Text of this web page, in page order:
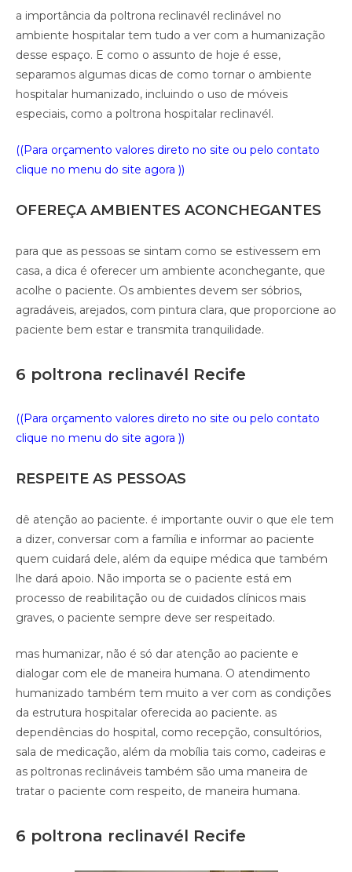
a importância da poltrona reclinavél reclinável no
ambiente hospitalar tem tudo a ver com a humanização
desse espaço. E como o assunto de hoje é esse,
separamos algumas dicas de como tornar o ambiente
hospitalar humanizado, incluindo o uso de móveis
especiais, como a poltrona hospitalar reclinavél.
((Para orçamento valores direto no site ou pelo contato
clique no menu do site agora ))
OFEREÇA AMBIENTES ACONCHEGANTES
para que as pessoas se sintam como se estivessem em
casa, a dica é oferecer um ambiente aconchegante, que
acolhe o paciente. Os ambientes devem ser sóbrios,
agradáveis, arejados, com pintura clara, que proporcione ao
paciente bem estar e transmita tranquilidade.
6 poltrona reclinavél Recife
((Para orçamento valores direto no site ou pelo contato
clique no menu do site agora ))
RESPEITE AS PESSOAS
dê atenção ao paciente. é importante ouvir o que ele tem
a dizer, conversar com a família e informar ao paciente
quem cuidará dele, além da equipe médica que também
lhe dará apoio. Não importa se o paciente está em
processo de reabilitação ou de cuidados clínicos mais
graves, o paciente sempre deve ser respeitado.
mas humanizar, não é só dar atenção ao paciente e
dialogar com ele de maneira humana. O atendimento
humanizado também tem muito a ver com as condições
da estrutura hospitalar oferecida ao paciente. as
dependências do hospital, como recepção, consultórios,
sala de medicação, além da mobília tais como, cadeiras e
as poltronas reclináveis também são uma maneira de
tratar o paciente com respeito, de maneira humana.
6 poltrona reclinavél Recife